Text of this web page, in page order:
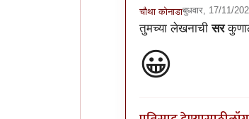
चौथा कोनाडाबुधवार, 17/11/
In reply toअस्सल
तुमच्या लेखनाचीसर
😀